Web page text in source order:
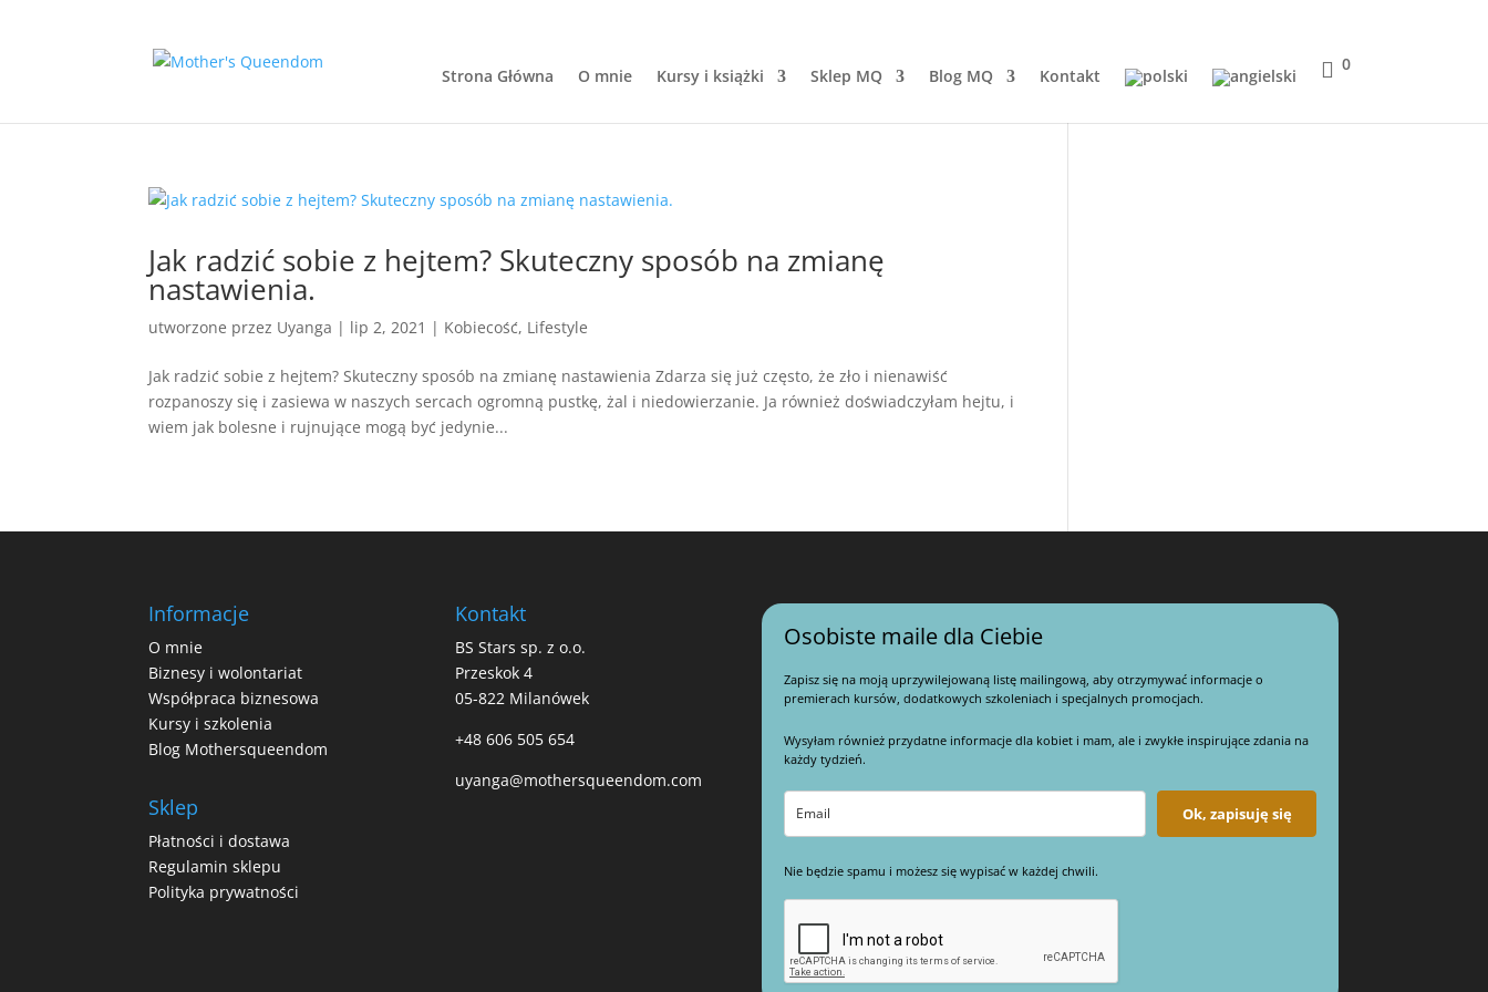
Strona Główna O mnie Kursy i książki Sklep MQ Blog MQ Kontakt
0
Jak radzić sobie z hejtem? Skuteczny sposób na zmianę
nastawienia.
utworzone przez Uyanga | lip 2, 2021 | Kobiecość, Lifestyle
Jak radzić sobie z hejtem? Skuteczny sposób na zmianę nastawienia Zdarza się już często, że zło i nienawiść
rozpanoszy się i zasiewa w naszych sercach ogromną pustkę, żal i niedowierzanie. Ja również doświadczyłam hejtu, i
wiem jak bolesne i rujnujące mogą być jedynie...
Informacje
O mnie
Biznesy i wolontariat
Współpraca biznesowa
Kursy i szkolenia
Blog Mothersqueendom
Sklep
Płatności i dostawa
Regulamin sklepu
Polityka prywatności
Kontakt
BS Stars sp. z o.o.
Przeskok 4
05-822 Milanówek
+48 606 505 654
uyanga@mothersqueendom.com
Osobiste maile dla Ciebie
Zapisz się na moją uprzywilejowaną listę mailingową, aby otrzymywać informacje o
premierach kursów, dodatkowych szkoleniach i specjalnych promocjach.
Wysyłam również przydatne informacje dla kobiet i mam, ale i zwykłe inspirujące zdania na
każdy tydzień.
Ok, zapisuję się
Nie będzie spamu i możesz się wypisać w każdej chwili.